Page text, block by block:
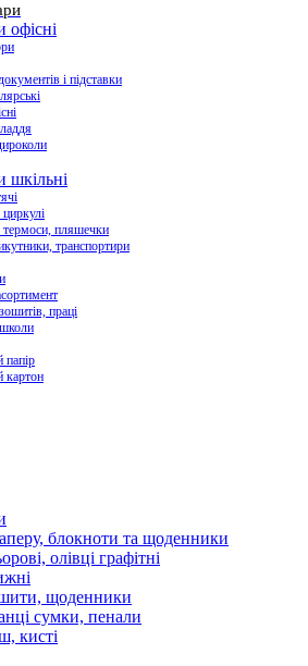
офісні
і підставки
шкільні
циркулі
термоси, пляшечки
транспортири
праці
папір
картон
блокноти та щоденники
олівці графітні
щоденники
сумки, пенали
кисті